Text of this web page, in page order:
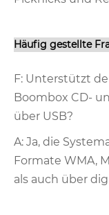
Häufig gestellte
F: Unterstützt
Boombox CD-
über USB?
A: Ja, die
Formate WMA,
als auch über